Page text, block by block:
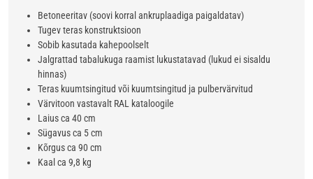
Betoneeritav (soovi korral ankruplaadiga paigaldatav)
Tugev teras konstruktsioon
Sobib kasutada kahepoolselt
Jalgrattad tabalukuga raamist lukustatavad (lukud ei sisaldu
hinnas)
Teras kuumtsingitud või kuumtsingitud ja pulbervärvitud
Värvitoon vastavalt RAL kataloogile
Laius ca 40 cm
Sügavus ca 5 cm
Kõrgus ca 90 cm
Kaal ca 9,8 kg